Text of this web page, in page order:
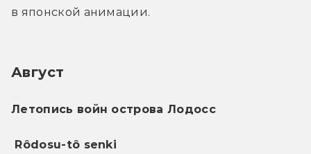
в японской анимации.
Август
Летопись войн острова Лодосс
Rôdosu-tô senki